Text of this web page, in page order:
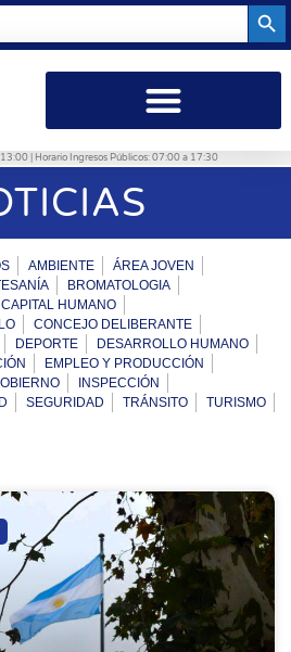
| Horario Ingresos Públicos: 07:00 a 17:30
AMBIENTE
ÁREA JOVEN
BROMATOLOGIA
CAPITAL HUMANO
CONCEJO DELIBERANTE
DEPORTE
DESARROLLO HUMANO
EMPLEO Y PRODUCCIÓN
INSPECCIÓN
SEGURIDAD TRÁNSITO
TURISMO